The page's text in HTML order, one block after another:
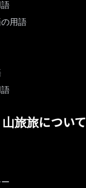
用語
山旅旅について